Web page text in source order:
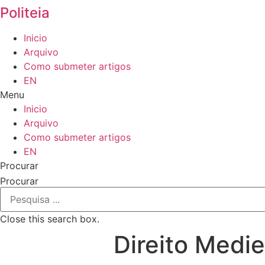
Politeia
Inicio
Arquivo
Como submeter artigos
EN
Menu
Inicio
Arquivo
Como submeter artigos
EN
Procurar
Procurar
Close this search box.
Direito